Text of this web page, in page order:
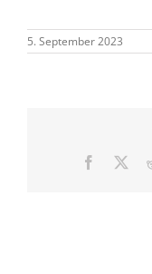
5. September 2023
Facebook